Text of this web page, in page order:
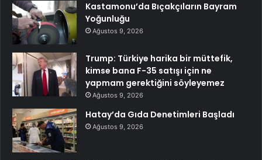
Kastamonu’da Bıçakçıların Bayram
Yoğunluğu
Ağustos 9, 2026
Trump: Türkiye harika bir müttefik,
kimse bana F-35 satışı için ne
yapmam gerektiğini söyleyemez
Ağustos 9, 2026
Hatay’da Gıda Denetimleri Başladı
Ağustos 9, 2026